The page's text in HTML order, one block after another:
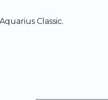
à
Classic.